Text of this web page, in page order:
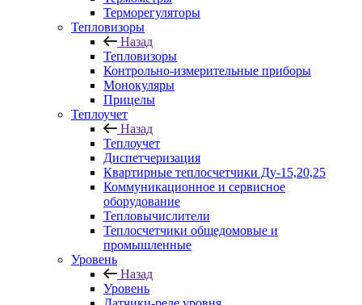
Терморегуляторы
Тепловизоры
Назад
Тепловизоры
Контрольно-измерительные приборы
Монокуляры
Прицелы
Теплоучет
Назад
Теплоучет
Диспетчеризация
Квартирные теплосчетчики Ду-15,20,25
Коммуникационное и сервисное
оборудование
Тепловычислители
Теплосчетчики общедомовые и
промышленные
Уровень
Назад
Уровень